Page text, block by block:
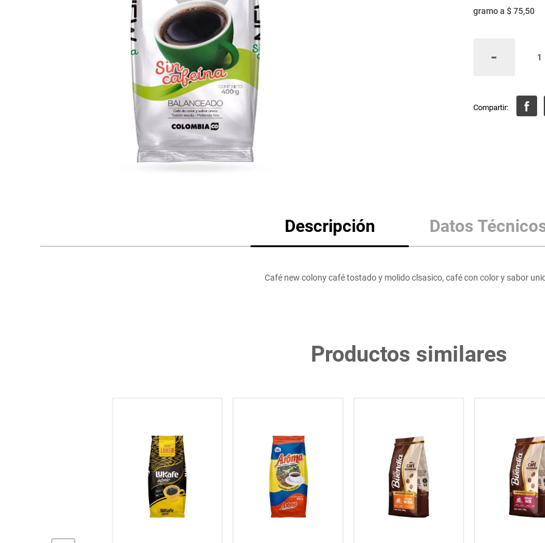
lácteos y refrigerados
otros
gramoa $ 75,50
Descripción Datos
Café new colony café tostado y molido clsasico, café con color y sabor
Productos similares
Aceite